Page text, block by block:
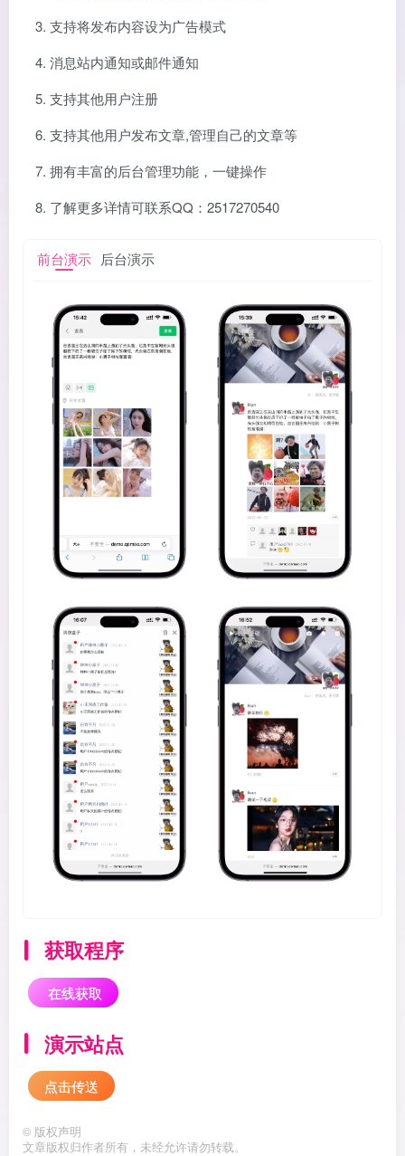
支持将发布内容设为广告模式
消息站内通知或邮件通知
支持其他用户注册
支持其他用户发布文章,管理自己的文章等
拥有丰富的后台管理功能，一键操作
了解更多详情可联系QQ：2517270540
前台演示 后台演示
获取程序
在线获取
演示站点
点击传送
© 版权声明
文章版权归作者所有，未经允许请勿转载。